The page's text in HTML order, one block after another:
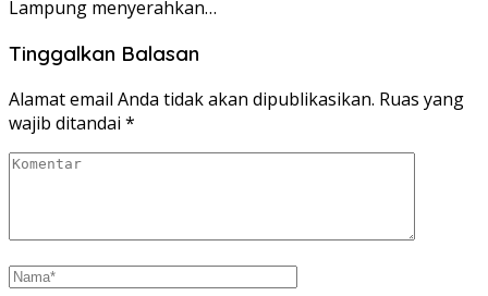
Lampung menyerahkan…
Tinggalkan Balasan
Alamat email Anda tidak akan dipublikasikan. Ruas yang
wajib ditandai *